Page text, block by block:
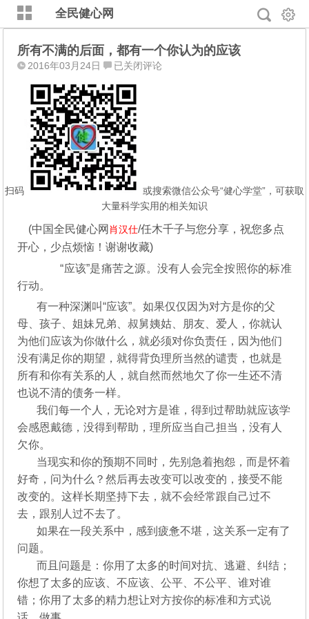
全民健心网
所有不满的后面，都有一个你认为的应该
2016年03月24日
所
不
满
的
后
面，
都
有
一
你
认
为
该
已关闭评论
扫码
或搜索微信公众号“健心学堂”，可获取
大量科学实用的相关知识
(中国全民健心网 肖汉仕/任木千子与您分享，祝您多点
开心，少点烦恼！谢谢收藏)
“应该”是痛苦之源。没有人会完全按照你的标准
行动。
有一种深渊叫“应该”。如果仅仅因为对方是你的父
母、孩子、姐妹兄弟、叔舅姨姑、朋友、爱人，你就认
为他们应该为你做什么，就必须对你负责任，因为他们
没有满足你的期望，就得背负理所当然的谴责，也就是
所有和你有关系的人，就自然而然地欠了你一生还不清
也说不清的债务一样。
我们每一个人，无论对方是谁，得到过帮助就应该学
会感恩戴德，没得到帮助，理所应当自己担当，没有人
欠你。
当现实和你的预期不同时，先别急着抱怨，而是怀着
好奇，问为什么？然后再去改变可以改变的，接受不能
改变的。这样长期坚持下去，就不会经常跟自己过不
去，跟别人过不去了。
如果在一段关系中，感到疲惫不堪，这关系一定有了
问题。
而且问题是：你用了太多的时间对抗、逃避、纠结；
你想了太多的应该、不应该、公平、不公平、谁对谁
错；你用了太多的精力想让对方按你的标准和方式说